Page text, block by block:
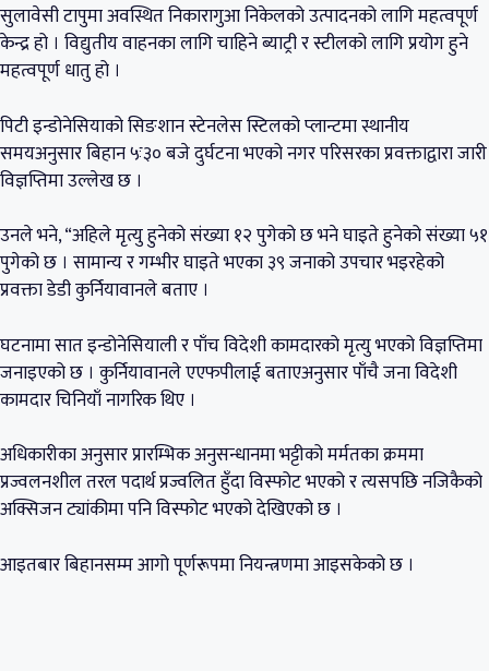
सुलावेसी टापुमा अवस्थित निकारागुआ निकेलको उत्पादनको लागि महत्वपूर्ण
केन्द्र हो । विद्युतीय वाहनका लागि चाहिने ब्याट्री र स्टीलको लागि प्रयोग हुने
महत्वपूर्ण धातु हो ।
पिटी इन्डोनेसियाको सिङशान स्टेनलेस स्टिलको प्लान्टमा स्थानीय
समयअनुसार बिहान ५ः३० बजे दुर्घटना भएको नगर परिसरका प्रवक्ताद्वारा जारी
विज्ञप्तिमा उल्लेख छ ।
उनले भने, “अहिले मृत्यु हुनेको संख्या १२ पुगेको छ भने घाइते हुनेको संख्या ५१
पुगेको छ । सामान्य र गम्भीर घाइते भएका ३९ जनाको उपचार भइरहेको
प्रवक्ता डेडी कुर्नियावानले बताए ।
घटनामा सात इन्डोनेसियाली र पाँच विदेशी कामदारको मृत्यु भएको विज्ञप्तिमा
जनाइएको छ । कुर्नियावानले एएफपीलाई बताएअनुसार पाँचै जना विदेशी
कामदार चिनियाँ नागरिक थिए ।
अधिकारीका अनुसार प्रारम्भिक अनुसन्धानमा भट्टीको मर्मतका क्रममा
प्रज्वलनशील तरल पदार्थ प्रज्वलित हुँदा विस्फोट भएको र त्यसपछि नजिकैको
अक्सिजन ट्यांकीमा पनि विस्फोट भएको देखिएको छ ।
आइतबार बिहानसम्म आगो पूर्णरूपमा नियन्त्रणमा आइसकेको छ ।